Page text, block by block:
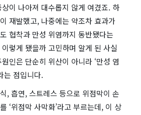
이 나아져 대수롭지 않게 여겼죠. 하
재발했고, 나중에는 약조차 효과가
협착과 만성 위염까지 동반됐다는
렇게 됐을까 고민하며 알게 된 사실
인은 단순히 위산이 아니라 ‘만성 염
는 점입니다.
, 흡연, 스트레스 등으로 위점막이 손
‘위점막 사막화’라고 부르는데, 이 상